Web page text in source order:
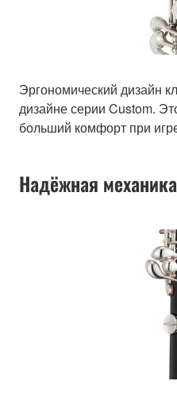
Эргономический дизайн
дизайне серии Custom.
больший комфорт при
Надёжная механика